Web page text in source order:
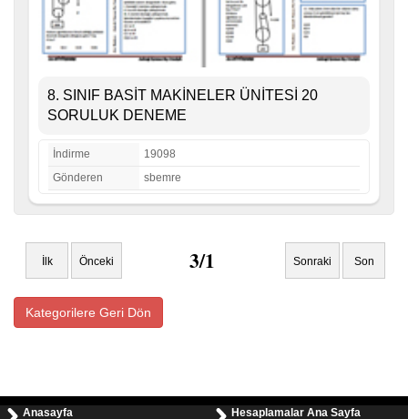
8. SINIF BASİT MAKİNELER ÜNİTESİ 20
SORULUK DENEME
İndirme
19098
Gönderen
sbemre
İlk Önceki 3/1 Sonraki Son
Kategorilere Geri Dön
Anasayfa
Hesaplamalar Ana Sayfa